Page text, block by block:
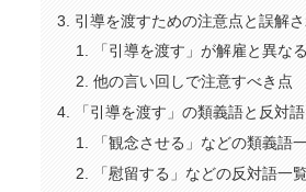
引導を渡すための注意点と誤解
「引導を渡す」が解雇と異な
他の言い回しで注意すべき点
「引導を渡す」の類義語と反対語
「観念させる」などの類義語
「慰留する」などの反対語一